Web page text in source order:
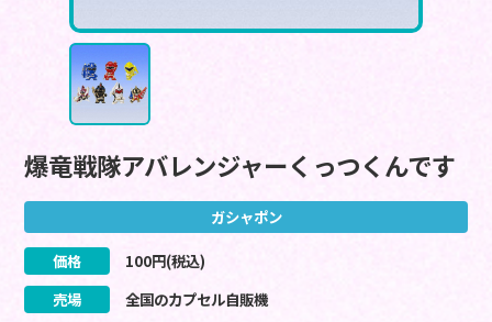
爆竜戦隊アバレンジャーくっつくんです
ガシャポン
価格 100円(税込)
売場
全国のカプセル自販機